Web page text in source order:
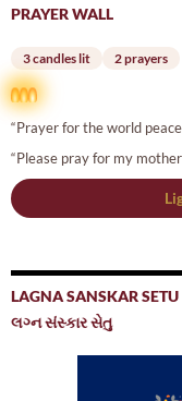
PRAYER WALL
3 candles lit 2 prayers
“Prayer for the world
“Please pray for my
LAGNA SANSKAR
લગ્ન સંસ્કાર સેતુ